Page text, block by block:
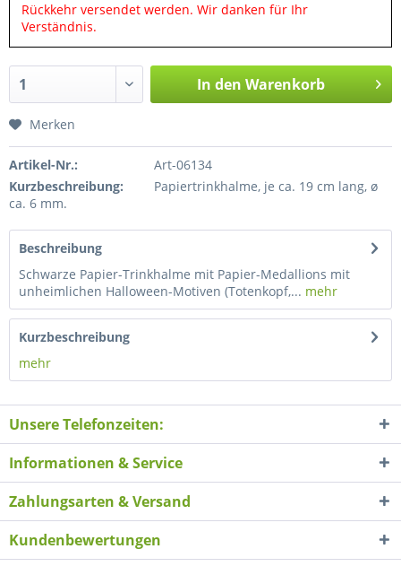
Rückkehr versendet werden. Wir danken für Ihr
Verständnis.
In den Warenkorb
Merken
Artikel-Nr.:
Art-06134
Kurzbeschreibung:
Papiertrinkhalme, je ca. 19 cm lang, ø
ca. 6 mm.
Beschreibung
Schwarze Papier-Trinkhalme mit Papier-Medallions mit
unheimlichen Halloween-Motiven (Totenkopf,... mehr
Kurzbeschreibung
mehr
Unsere Telefonzeiten:
Informationen & Service
Zahlungsarten & Versand
Kundenbewertungen